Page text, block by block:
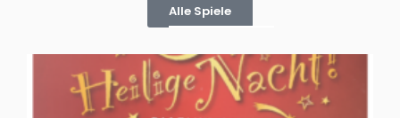
Alle Spiele